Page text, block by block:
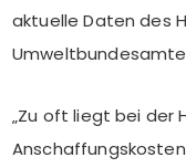
aktuelle Daten des
„Zu oft liegt bei der